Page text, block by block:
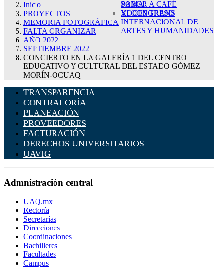
SABOR A CAFÉ
XI CONGRESO
INTERNACIONAL DE
ARTES Y HUMANIDADES
POMA
VOCES TRANS
Inicio
PROYECTOS
MEMORIA FOTOGRÁFICA
FALTA ORGANIZAR
AÑO 2022
SEPTIEMBRE 2022
CONCIERTO EN LA GALERÍA 1 DEL CENTRO
EDUCATIVO Y CULTURAL DEL ESTADO GÓMEZ
MORÍN-OCUAQ
TRANSPARENCIA
CONTRALORÍA
PLANEACIÓN
PROVEEDORES
FACTURACIÓN
DERECHOS UNIVERSITARIOS
UAVIG
Admnistración central
UAQ.mx
Rectoría
Secretarías
Direcciones
Coordinaciones
Bachilleres
Facultades
Campus